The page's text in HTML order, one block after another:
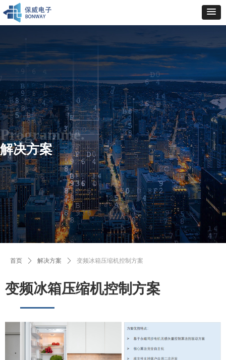
Programme.
解决方案
变频冰箱压缩机控制方案
首页 ꄲ 解决方案 ꄲ 变频冰箱压缩机控制方案